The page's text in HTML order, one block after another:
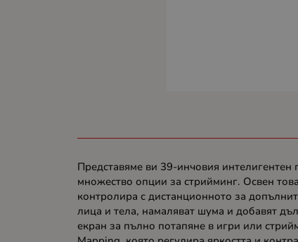
Представяме ви 39-инчовия интелигентен
множество опции за стрийминг. Освен
контролира с дистанционното за
лица и тела, намаляват шума и добавят
екран за пълно потапяне в игри или